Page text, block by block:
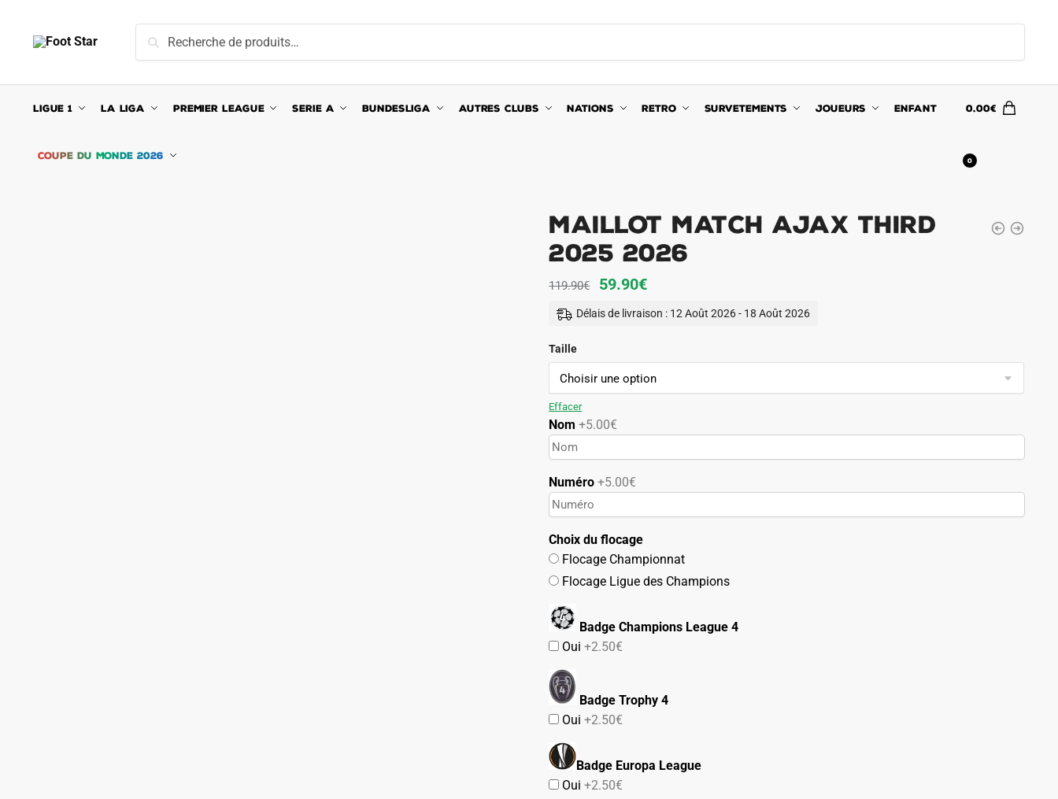
navigation
content
pour :
Recherche
LIGUE 1 LA LIGA PREMIER LEAGUE SERIE A BUNDESLIGA AUTRES CLUBS NATIONS RETRO SURVETEMENTS JOUEURS ENFANT
COUPE DU MONDE 2026
0.00€
0
Maillot Match Ajax Third
2025 2026
119.90€
Le
prix
119.90€.
59.90€Le
59.90€.
Délais de livraison : 12 Août 2026 - 18 Août 2026
Taille
Effacer
Nom +5.00€
Numéro+5.00€
Choix du flocage
Flocage Championnat
Flocage Ligue des Champions
Badge Champions League 4
Oui+2.50€
Badge Trophy 4
Oui+2.50€
Badge Europa League
Oui+2.50€